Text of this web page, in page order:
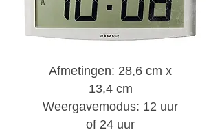
Afmetingen: 28,6 cm x
13,4 cm
Weergavemodus: 12 uur
of 24 uur